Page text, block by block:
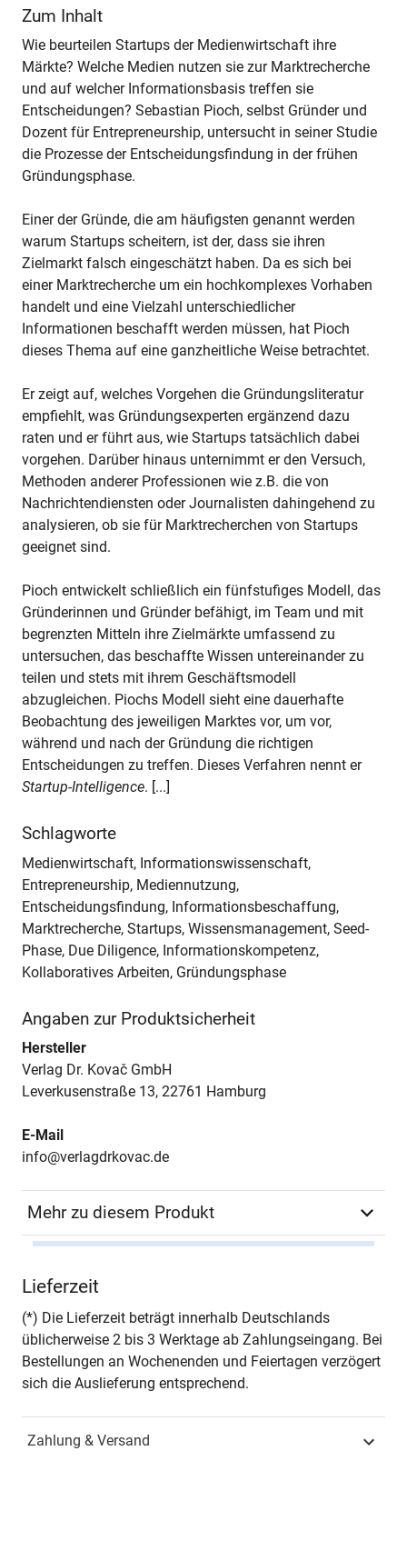
Zum Inhalt
Wie beurteilen Startups der Medienwirtschaft ihre
Märkte? Welche Medien nutzen sie zur Marktrecherche
und auf welcher Informationsbasis treffen sie
Entscheidungen? Sebastian Pioch, selbst Gründer und
Dozent für Entrepreneurship, untersucht in seiner Studie
die Prozesse der Entscheidungsfindung in der frühen
Gründungsphase.
Einer der Gründe, die am häufigsten genannt werden
warum Startups scheitern, ist der, dass sie ihren
Zielmarkt falsch eingeschätzt haben. Da es sich bei
einer Marktrecherche um ein hochkomplexes Vorhaben
handelt und eine Vielzahl unterschiedlicher
Informationen beschafft werden müssen, hat Pioch
dieses Thema auf eine ganzheitliche Weise betrachtet.
Er zeigt auf, welches Vorgehen die Gründungsliteratur
empfiehlt, was Gründungsexperten ergänzend dazu
raten und er führt aus, wie Startups tatsächlich dabei
vorgehen. Darüber hinaus unternimmt er den Versuch,
Methoden anderer Professionen wie z.B. die von
Nachrichtendiensten oder Journalisten dahingehend zu
analysieren, ob sie für Marktrecherchen von Startups
geeignet sind.
Pioch entwickelt schließlich ein fünfstufiges Modell, das
Gründerinnen und Gründer befähigt, im Team und mit
begrenzten Mitteln ihre Zielmärkte umfassend zu
untersuchen, das beschaffte Wissen untereinander zu
teilen und stets mit ihrem Geschäftsmodell
abzugleichen. Piochs Modell sieht eine dauerhafte
Beobachtung des jeweiligen Marktes vor, um vor,
während und nach der Gründung die richtigen
Entscheidungen zu treffen. Dieses Verfahren nennt er
Startup-Intelligence. [...]
Schlagworte
Medienwirtschaft, Informationswissenschaft,
Entrepreneurship, Mediennutzung,
Entscheidungsfindung, Informationsbeschaffung,
Marktrecherche, Startups, Wissensmanagement, Seed-
Phase, Due Diligence, Informationskompetenz,
Kollaboratives Arbeiten, Gründungsphase
Angaben zur Produktsicherheit
Hersteller
Verlag Dr. Kovač GmbH
Leverkusenstraße 13, 22761 Hamburg
E-Mail
info@verlagdrkovac.de
Mehr zu diesem Produkt
Seiten 354
Jahr Hamburg 2016
Fachdisziplin
Lieferzeit
(*) Die Lieferzeit beträgt innerhalb Deutschlands
üblicherweise 2 bis 3 Werktage ab Zahlungseingang. Bei
Bestellungen an Wochenenden und Feiertagen verzögert
sich die Auslieferung entsprechend.
Zahlung & Versand